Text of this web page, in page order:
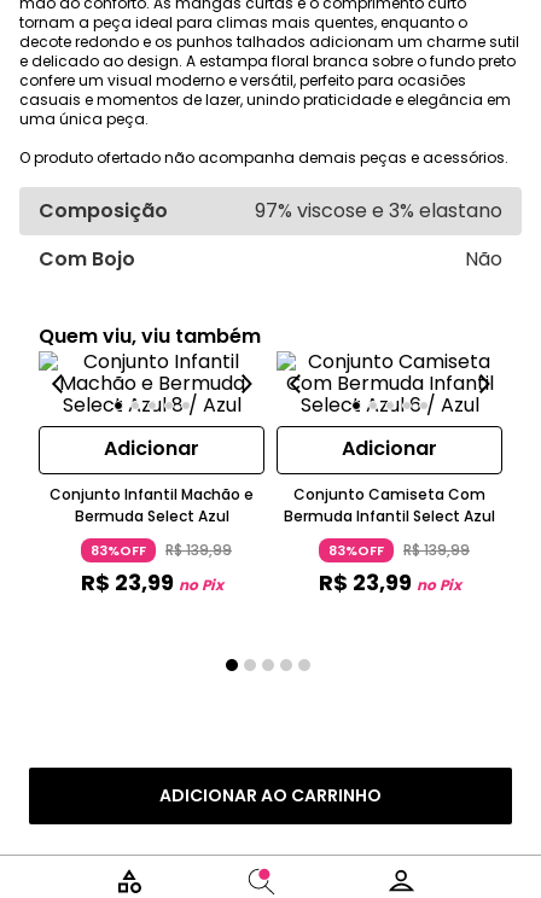
ADICIONAR AO CARRINHO
tornam a peça ideal para climas mais quentes, enquanto o
decote redondo e os punhos talhados adicionam um charme sutil
e delicado ao design. A estampa floral branca sobre o fundo preto
confere um visual moderno e versátil, perfeito para ocasiões
casuais e momentos de lazer, unindo praticidade e elegância em
uma única peça.
O produto ofertado não acompanha demais peças e acessórios.
Composição
97% viscose e 3% elastano
Com Bojo
Não
Quem viu, viu também
Adicionar
Conjunto Infantil Machão e
Bermuda Select Azul
83%OFF R$139,99
R$ 23,99 no Pix
Adicionar
Conjunto Camiseta Com
Bermuda Infantil Select Azul
83%OFF R$139,99
R$ 23,99 no Pix